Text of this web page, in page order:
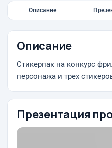
Описание
Описание
Стикерпак на конкурс
персонажа и трех
Презентация